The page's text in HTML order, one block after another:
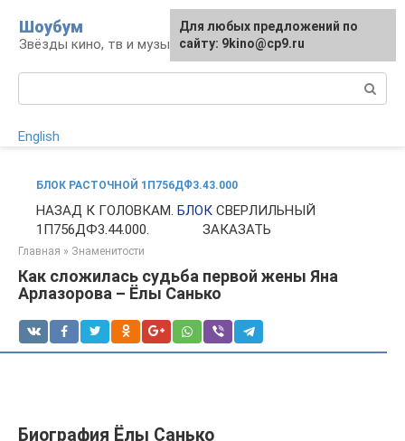
контенту
Шоубум
Звёзды кино, тв и музыки
English
БЛОК РАСТОЧНОЙ 1П756ДФ3.43.000
НАЗАД К ГОЛОВКАМ. БЛОК СВЕРЛИЛЬНЫЙ
1П756ДФ3.44.000. ⠀⠀⠀⠀⠀ЗАКАЗАТЬ⠀⠀⠀⠀⠀
Главная » Знаменитости
Как сложилась судьба первой жены Яна
Арлазорова – Ёлы Санько
Биография Ёлы Санько
Для любых предложений по
сайту: 9kino@cp9.ru